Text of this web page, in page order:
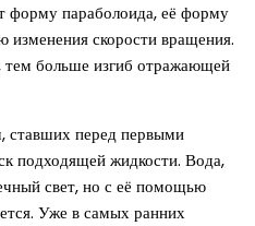
форму параболоида, её форму
скорости вращения.
тем больше изгиб отражающей
ставших перед первыми
подходящей жидкости. Вода,
свет, но с её помощью
Уже в самых ранних